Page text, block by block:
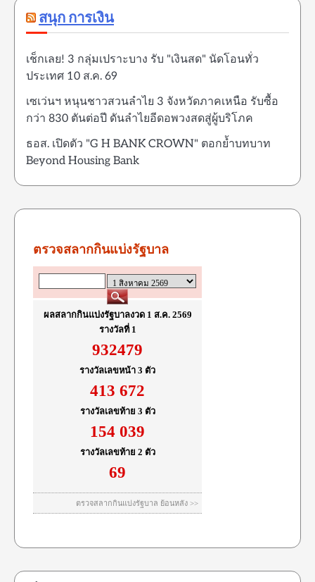
สนุก การเงิน
เช็กเลย! 3 กลุ่มเปราะบาง รับ "เงินสด" นัดโอนทั่ว
ประเทศ 10 ส.ค. 69
เซเว่นฯ หนุนชาวสวนลำไย 3 จังหวัดภาคเหนือ รับซื้อ
กว่า 830 ตันต่อปี ดันลำไยอีดอพวงสดสู่ผู้บริโภค
ธอส. เปิดตัว "G H BANK CROWN" ตอกย้ำบทบาท
Beyond Housing Bank